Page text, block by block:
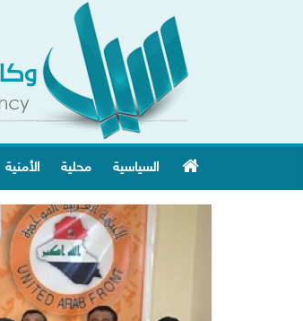
السياسية محلية الأمنية